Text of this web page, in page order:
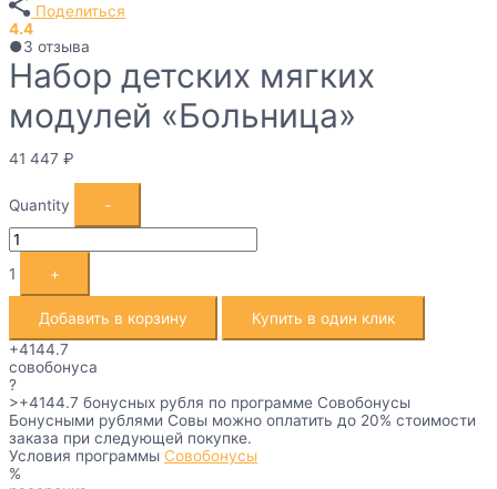
Поделиться
4.4
●3 отзыва
Набор детских мягких
модулей «Больница»
41 447 ₽
Quantity -
1 +
Добавить в корзину
Купить в один клик
+4144.7
совобонуса
?
>+4144.7 бонусных рубля по программе Совобонусы
Бонусными рублями Совы можно оплатить до 20% стоимости
заказа при следующей покупке.
Условия программы Совобонусы
%